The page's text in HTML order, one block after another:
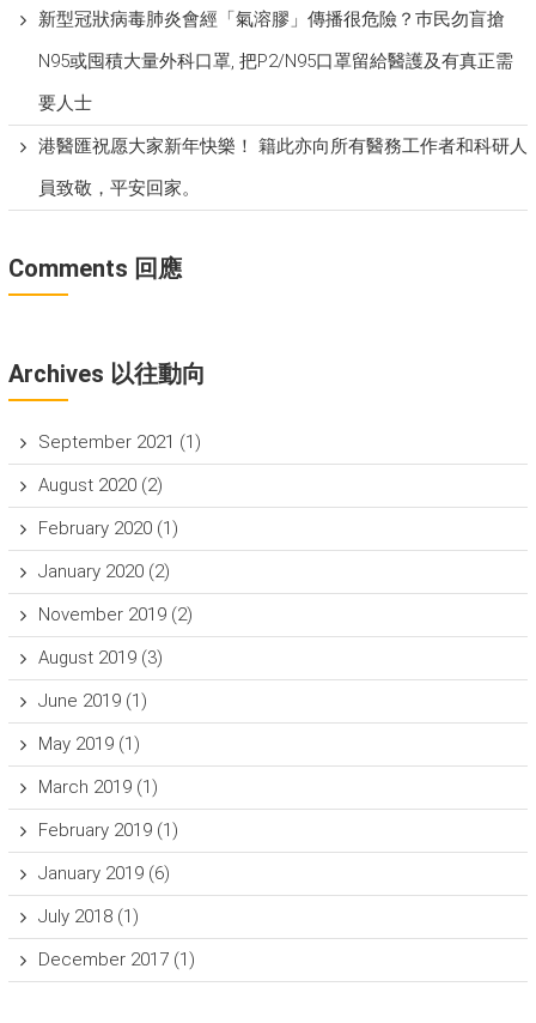
新型冠狀病毒肺炎會經「氣溶膠」傳播很危險？巿民勿盲搶
N95或囤積大量外科口罩, 把P​2/N95口罩留給醫護及有真正需
要人士
港醫匯祝愿大家新年快樂！ 籍此亦向所有醫務工作者和科研人
員致敬，平安回家。
Comments 回應
Archives 以往動向
September 2021 (1)
August 2020(2)
February 2020(1)
January 2020(2)
November 2019(2)
August 2019(3)
June 2019(1)
May 2019(1)
March 2019(1)
February 2019(1)
January 2019(6)
July 2018(1)
December 2017(1)